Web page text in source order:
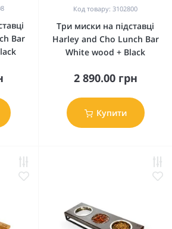
Bar
Код товару: 3102800
Три миски на підставці
Harley and Cho Lunch Bar
White wood + Black
2 890.00 грн
Купити